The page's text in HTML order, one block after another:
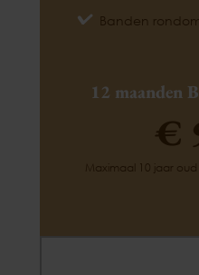
Banden
12 maanden
€
Maximaal 10 jaar